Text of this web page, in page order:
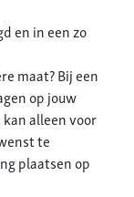
en in een zo
maat? Bij een
op jouw
alleen voor
te
plaatsen op